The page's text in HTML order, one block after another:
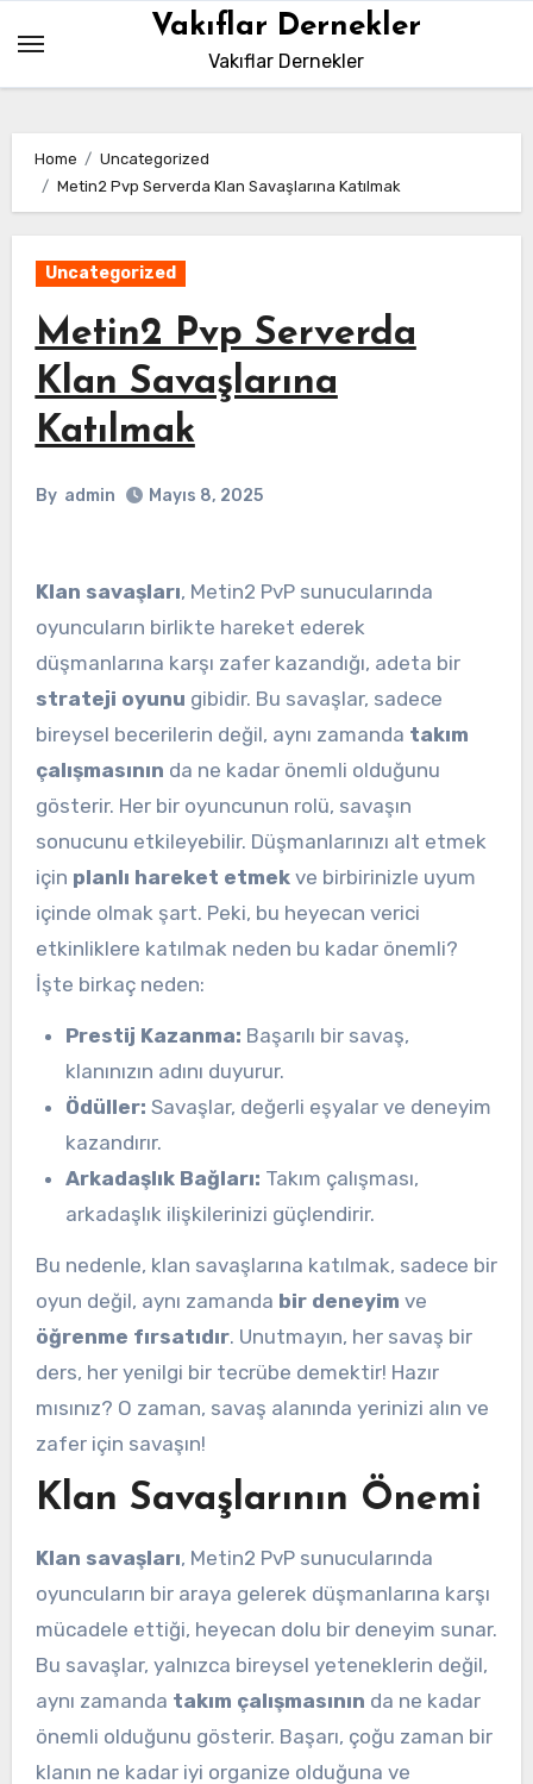
content
Vakıflar Dernekler
Vakıflar Dernekler
Home
Uncategorized
Metin2 Pvp Serverda Klan Savaşlarına Katılmak
Uncategorized
Metin2 Pvp Serverda
Klan Savaşlarına
Katılmak
By admin Mayıs 8, 2025
Klan savaşları, Metin2 PvP sunucularında
oyuncuların birlikte hareket ederek
düşmanlarına karşı zafer kazandığı, adeta bir
strateji oyunu gibidir. Bu savaşlar, sadece
bireysel becerilerin değil, aynı zamanda takım
çalışmasının da ne kadar önemli olduğunu
gösterir. Her bir oyuncunun rolü, savaşın
sonucunu etkileyebilir. Düşmanlarınızı alt etmek
için planlı hareket etmekve birbirinizle uyum
içinde olmak şart. Peki, bu heyecan verici
etkinliklere katılmak neden bu kadar önemli?
İşte birkaç neden:
Prestij Kazanma: Başarılı bir savaş,
klanınızın adını duyurur.
Ödüller: Savaşlar, değerli eşyalar ve deneyim
kazandırır.
Arkadaşlık Bağları: Takım çalışması,
arkadaşlık ilişkilerinizi güçlendirir.
Bu nedenle, klan savaşlarına katılmak, sadece bir
oyun değil, aynı zamanda bir deneyim ve
öğrenme fırsatıdır. Unutmayın, her savaş bir
ders, her yenilgi bir tecrübe demektir! Hazır
mısınız? O zaman, savaş alanında yerinizi alın ve
zafer için savaşın!
Klan Savaşlarının Önemi
Klan savaşları, Metin2 PvP sunucularında
oyuncuların bir araya gelerek düşmanlarına karşı
mücadele ettiği, heyecan dolu bir deneyim sunar.
Bu savaşlar, yalnızca bireysel yeteneklerin değil,
aynı zamanda takım çalışmasının da ne kadar
önemli olduğunu gösterir. Başarı, çoğu zaman bir
klanın ne kadar iyi organize olduğuna ve